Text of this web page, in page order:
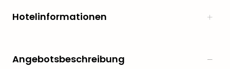
Hotelinformationen
Angebotsbeschreibung